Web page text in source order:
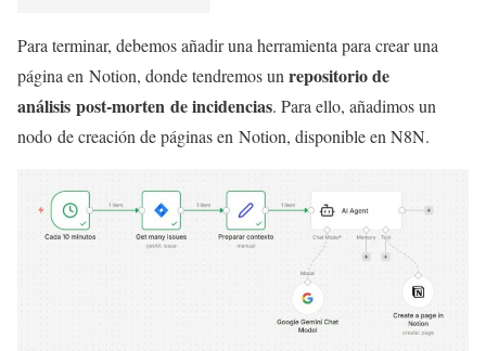
Para terminar, debemos añadir una herramienta para crear una
página en Notion, donde tendremos un repositorio de
análisis post-morten de incidencias. Para ello, añadimos un
nodo de creación de páginas en Notion, disponible en N8N.